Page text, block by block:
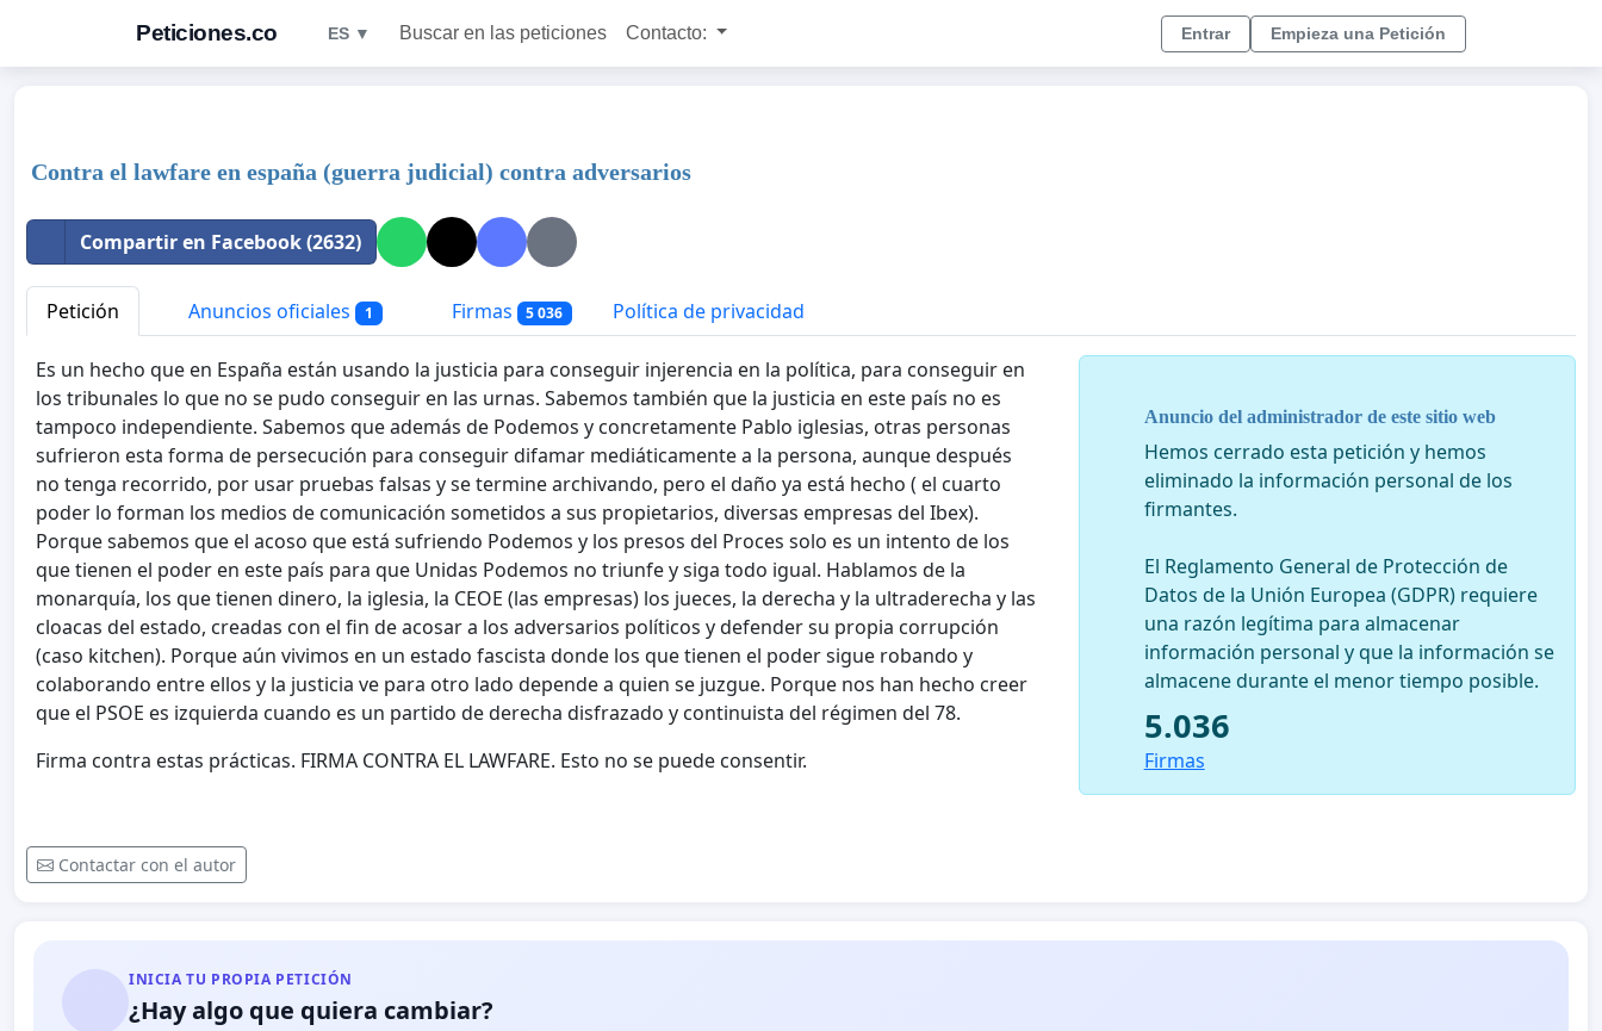
Peticiones.co ES ▼ Buscar en las peticiones Contacto: Entrar Empieza una Petición
Contra el lawfare en españa (guerra judicial) contra adversarios
Compartir en Facebook (2632)
Petición Anuncios oficiales 1 Firmas 5 036 Política de privacidad
Es un hecho que en España están usando la justicia para conseguir injerencia en la política, para conseguir en
los tribunales lo que no se pudo conseguir en las urnas. Sabemos también que la justicia en este país no es
tampoco independiente. Sabemos que además de Podemos y concretamente Pablo iglesias, otras personas
sufrieron esta forma de persecución para conseguir difamar mediáticamente a la persona, aunque después
no tenga recorrido, por usar pruebas falsas y se termine archivando, pero el daño ya está hecho ( el cuarto
poder lo forman los medios de comunicación sometidos a sus propietarios, diversas empresas del Ibex).
Porque sabemos que el acoso que está sufriendo Podemos y los presos del Proces solo es un intento de los
que tienen el poder en este país para que Unidas Podemos no triunfe y siga todo igual. Hablamos de la
monarquía, los que tienen dinero, la iglesia, la CEOE (las empresas) los jueces, la derecha y la ultraderecha y las
cloacas del estado, creadas con el fin de acosar a los adversarios políticos y defender su propia corrupción
(caso kitchen). Porque aún vivimos en un estado fascista donde los que tienen el poder sigue robando y
colaborando entre ellos y la justicia ve para otro lado depende a quien se juzgue. Porque nos han hecho creer
que el PSOE es izquierda cuando es un partido de derecha disfrazado y continuista del régimen del 78.
Firma contra estas prácticas. FIRMA CONTRA EL LAWFARE. Esto no se puede consentir.
Contactar con el autor
Anuncio del administrador de este sitio web
Hemos cerrado esta petición y hemos
eliminado la información personal de los
firmantes.
El Reglamento General de Protección de
Datos de la Unión Europea (GDPR) requiere
una razón legítima para almacenar
información personal y que la información se
almacene durante el menor tiempo posible.
5.036
Firmas
INICIA TU PROPIA PETICIÓN
¿Hay algo que quiera cambiar?